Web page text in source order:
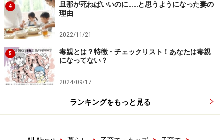
4
旦那が死ねばいいのに……と思うようになった妻の
理由
2022/11/21
5
毒親とは？特徴・チェックリスト！あなたは毒親
になってない？
2024/09/17
ランキングをもっと見る